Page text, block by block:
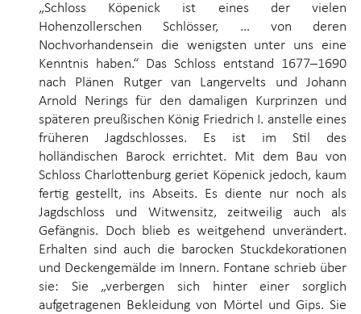
„Schloss Köpenick ist eines der vielen
Hohenzollerschen Schlösser, … von deren
Nochvorhandensein die wenigsten unter uns eine
Kenntnis haben.“ Das Schloss entstand 1677–1690
nach Plänen Rutger van Langervelts und Johann
Arnold Nerings für den damaligen Kurprinzen und
späteren preußischen König Friedrich I. anstelle eines
früheren Jagdschlosses. Es ist im Stil des
holländischen Barock errichtet. Mit dem Bau von
Schloss Charlottenburg geriet Köpenick jedoch, kaum
fertig gestellt, ins Abseits. Es diente nur noch als
Jagdschloss und Witwensitz, zeitweilig auch als
Gefängnis. Doch blieb es weitgehend unverändert.
Erhalten sind auch die barocken Stuckdekorationen
und Deckengemälde im Innern. Fontane schrieb über
sie: Sie „verbergen sich hinter einer sorglich
aufgetragenen Bekleidung von Mörtel und Gips. Sie